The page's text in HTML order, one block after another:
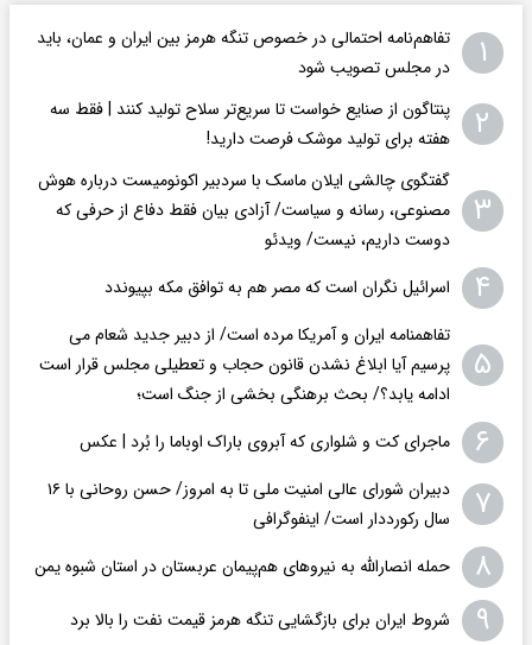
۱
تفاهم‌نامه احتمالی در خصوص تنگه هرمز بین ایران و عمان، باید
در مجلس تصویب شود
۲
پنتاگون از صنایع خواست تا سریع‌تر سلاح تولید کنند | فقط سه
هفته برای تولید موشک فرصت دارید!
۳
گفتگوی چالشی ایلان ماسک با سردبیر اکونومیست درباره هوش
مصنوعی، رسانه و سیاست/ آزادی بیان فقط دفاع از حرفی که
دوست داریم، نیست/ ویدئو
۴ اسرائیل نگران است که مصر هم به توافق مکه بپیوندد
۵
تفاهمنامه ایران و آمریکا مرده است/ از دبیر جدید شعام می
پرسیم آیا ابلاغ نشدن قانون حجاب و تعطیلی مجلس قرار است
ادامه یابد؟/ بحث برهنگی بخشی از جنگ است؛
۶ ماجرای کت و شلواری که آبروی باراک اوباما را بُرد | عکس
۷
دبیران شورای عالی امنیت ملی تا به امروز/ حسن روحانی با ۱۶
سال رکورددار است/ اینفوگرافی
۸ حمله انصارالله به نیروهای هم‌پیمان عربستان در استان شبوه یمن
۹ شروط ایران برای بازگشایی تنگه هرمز قیمت نفت را بالا برد